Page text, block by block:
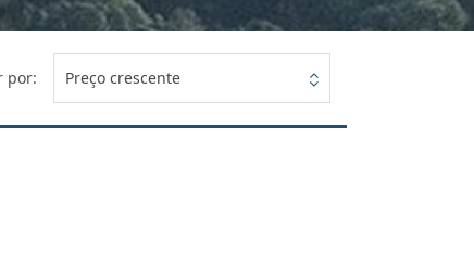
por: Preço crescente